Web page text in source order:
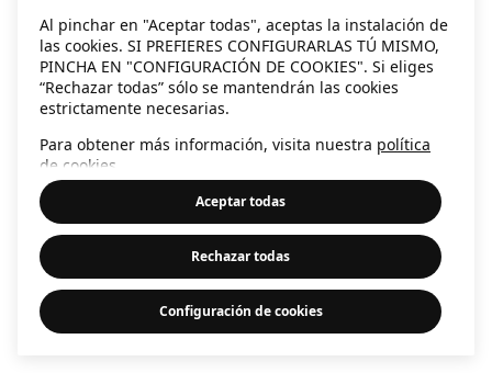
Al pinchar en "Aceptar todas", aceptas la instalación de
las cookies. SI PREFIERES CONFIGURARLAS TÚ MISMO,
PINCHA EN "CONFIGURACIÓN DE COOKIES". Si eliges
“Rechazar todas” sólo se mantendrán las cookies
estrictamente necesarias.
Para obtener más información, visita nuestra política
de cookies
Aceptar todas
Rechazar todas
Configuración de cookies